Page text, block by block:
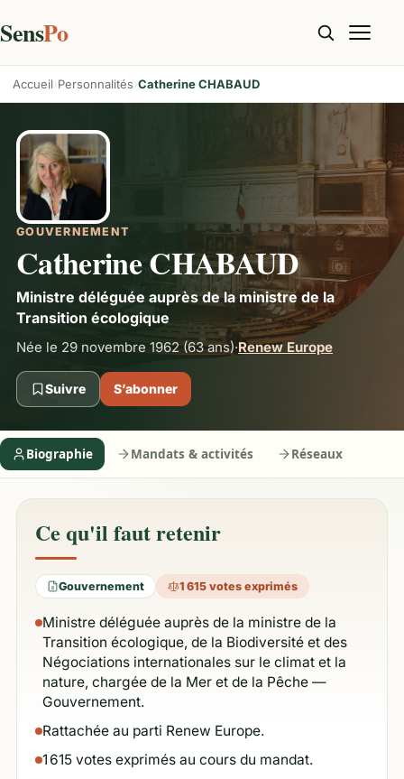
SensPo
Accueil Personnalités Catherine CHABAUD
GOUVERNEMENT
Catherine CHABAUD
Ministre déléguée auprès de la ministre de la
Transition écologique
Née le 29 novembre 1962(63 ans)·Renew Europe
Suivre S’abonner
Biographie Mandats & activités Réseaux
Ce qu'il faut retenir
Gouvernement 1 615 votes exprimés
Ministre déléguée auprès de la ministre de la
Transition écologique, de la Biodiversité et des
Négociations internationales sur le climat et la
nature, chargée de la Mer et de la Pêche —
Gouvernement.
Rattachée au parti Renew Europe.
1 615 votes exprimés au cours du mandat.